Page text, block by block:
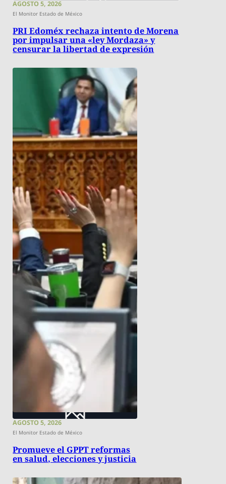
AGOSTO 5, 2026
El Monitor Estado de México
PRI Edoméx rechaza intento de Morena
por impulsar una «ley Mordaza» y
censurar la libertad de expresión
AGOSTO 5, 2026
El Monitor Estado de México
Promueve el GPPT reformas
en salud, elecciones y justicia